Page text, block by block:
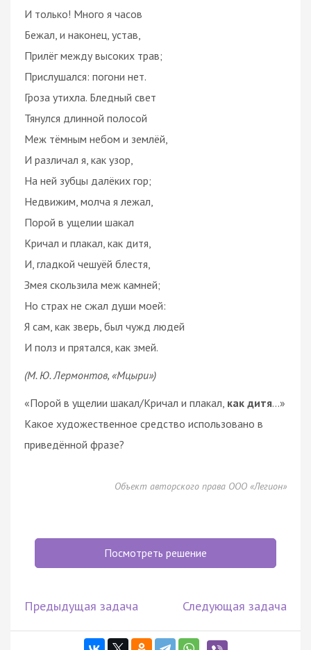
И только! Много я часов
Бежал, и наконец, устав,
Прилёг между высоких трав;
Прислушался: погони нет.
Гроза утихла. Бледный свет
Тянулся длинной полосой
Меж тёмным небом и землёй,
И различал я, как узор,
На ней зубцы далёких гор;
Недвижим, молча я лежал,
Порой в ущелии шакал
Кричал и плакал, как дитя,
И, гладкой чешуёй блестя,
Змея скользила меж камней;
Но страх не сжал души моей:
Я сам, как зверь, был чужд людей
И полз и прятался, как змей.
(М. Ю. Лермонтов, «Мцыри»)
«Порой в ущелии шакал/Кричал и плакал, как дитя…»
Какое художественное средство использовано в
приведённой фразе?
Объект авторского права ООО «Легион»
Посмотреть решение
Предыдущая задача Следующая задача